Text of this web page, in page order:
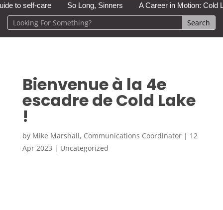
self-care So Long, Sinners A Career in Motion: Cold Lake
Bienvenue à la 4e
escadre de Cold Lake
!
by Mike Marshall, Communications Coordinator| 12
Apr 2023 | Uncategorized